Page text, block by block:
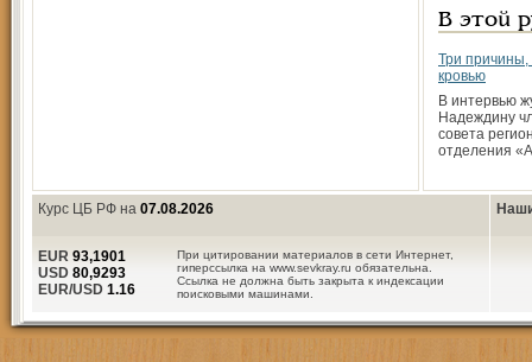
В этой
Три
кровью
В интервью
Надеждину
совета
отделения
Курс ЦБ РФ на 07.08.2026
При цитировании материалов в сети Интернет,
гиперссылка на www.sevkray.ru обязательна.
Ссылка не должна быть закрыта к индексации
поисковыми машинами.
EUR 93,1901
USD 80,9293
EUR/USD 1.16